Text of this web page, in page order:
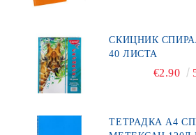
СКИЦНИК СПИРАЛА ЛАРЕД 120ГР.
40 ЛИСТА
€2.90
ТЕТРАДКА А4